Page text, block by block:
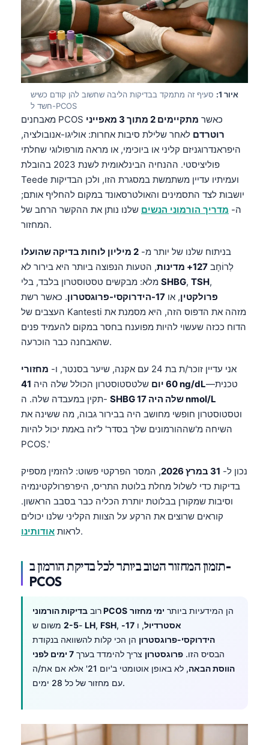
איור 1:
סעיף זה מתמקד בבדיקות הליבה שחשוב להן קודם כשיש
חשד ל-PCOS
מאבחנים PCOS כאשר
מתקיימים 2 מתוך 3 מאפייני
רוטרדם לאחר שלילת סיבות אחרות: אוליגו-אנובולציה,
היפראנדרוגניזם קליני או ביוכימי, או מראה מורפולוגי שחלתי
פוליציסטי. ההנחיה הבינלאומית לשנת 2023 בהובלת
Teede ועמיתיו עדיין משתמשת במסגרת הזו, ולכן הבדיקות
יושבות לצד התסמינים והאולטרסאונד במקום להחליף אותם;
ה- מדריך הורמוני הנשים שלנו נותן את ההקשר הרחב של
המחזור.
בניתוח שלנו של יותר מ- 2 מיליון לוחות בדיקה שהועלו
לְרוֹחָב 127+ מדינות
, הטעות הנפוצה ביותר היא בירור לא
SHBG, TSH,
פרולקטין, או 17-הידרוקסי-פרוגסטרון
. כאשר רשת
העצבים של Kantesti מזהה את הדפוס הזה, היא מסמנת את
הדוח ככזה שעשוי להיות מפוענח בחסר במקום להעמיד פנים
שהאבחנה כבר הוכרעה.
אני עדיין זוכר/ת בת 24 עם אקנה, שיער בסנטר, ו-
מחזורי
60 יום
שלטסטוסטרון הכולל שלה היה 41 ng/dL—טכנית
תקין במעבדה שלה. ה-
SHBG שלה היה 17 nmol/L
וטסטוסטרון חופשי מחושב היה בבירור גבוה, מה ששינה את
השיחה מ'שההורמונים שלך בסדר' ל'זה באמת יכול להיות
PCOS.'
נכון ל- 31 במרץ 2026
, המסר הפרקטי פשוט: להזמין מספיק
בדיקות כדי לשלול מחלת בלוטת התריס, היפרפרולקטינמיה
וסיבות שמקורן בבלוטת יותרת הכליה כבר בסבב הראשון.
קוראים שרוצים את הרקע על הצוות הקליני שלנו יכולים
לראות אודותינו .
תזמון המחזור הטוב ביותר לכל בדיקת הורמון ב-
PCOS
רובבדיקות הורמוני PCOS הן המידעיות ביותר ימי מחזור
2-5משום ש- LH, FSH, אסטרדיול, ו
17-
הידרוקסי-פרוגסטרון הן הכי קלות להשוואה בנקודת
הבסיס הזו. פרוגסטרון צריך להימדד בערך
7 ימים לפני
הווסת הבאה
, לא באופן אוטומטי ב'יום 21' אלא אם את/ה
עם מחזור של כל 28 ימים.